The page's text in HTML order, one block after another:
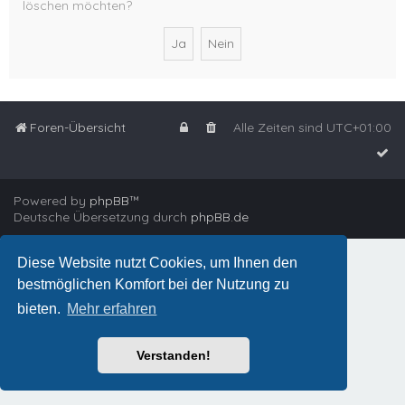
Diese Website nutzt Cookies, um Ihnen den
bestmöglichen Komfort bei der Nutzung zu
bieten. Mehr erfahren
Verstanden!
löschen möchten?
Foren-Übersicht Alle Zeiten sind UTC+01:00
Powered by phpBB™
Deutsche Übersetzung durch phpBB.de